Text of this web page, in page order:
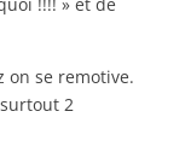
!!!! » et de
on se remotive.
surtout 2